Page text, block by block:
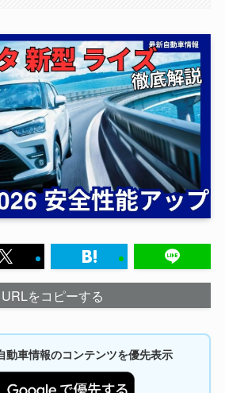
URLをコピーする
車情報のコンテンツを優先表示